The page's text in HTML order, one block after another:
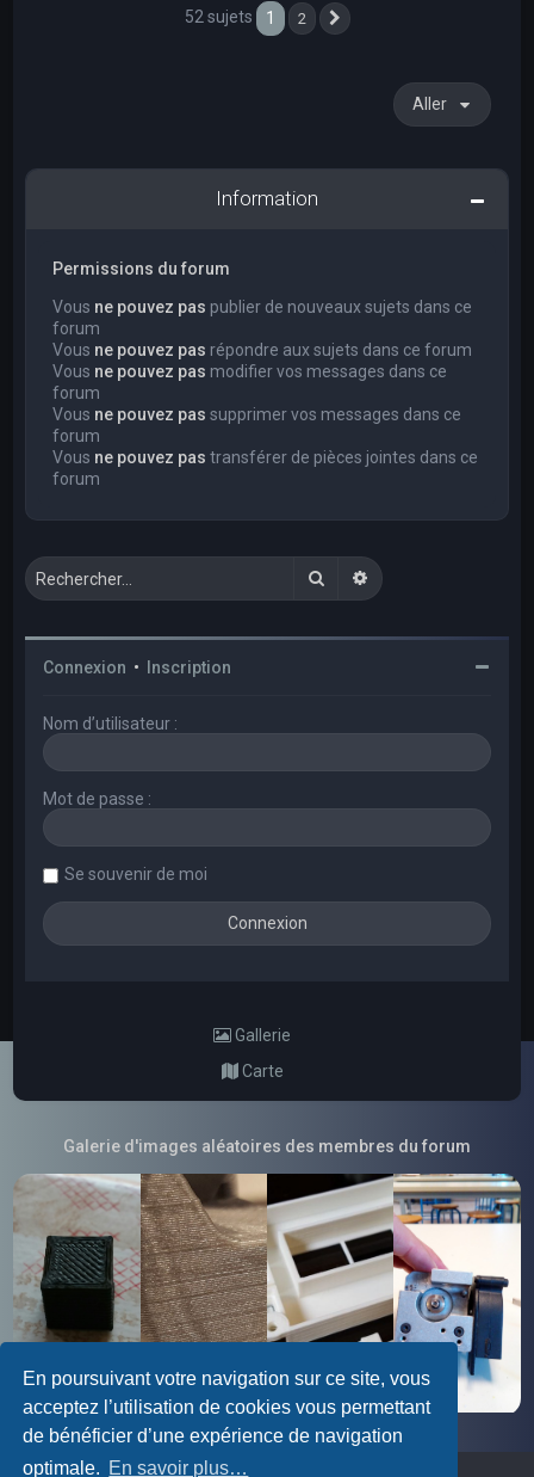
En poursuivant votre navigation sur ce site, vous
acceptez l’utilisation de cookies vous permettant
de bénéficier d’une expérience de navigation
optimale. En savoir plus…
52 sujets 1 2
Aller
Information
Permissions du forum
Vous ne pouvez pas publier de nouveaux sujets dans ce
forum
Vous ne pouvez pas répondre aux sujets dans ce forum
Vous ne pouvez pas modifier vos messages dans ce
forum
Vous ne pouvez pas supprimer vos messages dans ce
forum
Vous ne pouvez pas transférer de pièces jointes dans ce
forum
RechercherRecherche avancée
Connexion • Inscription
Nom d’utilisateur :
Mot de passe :
Se souvenir de moi
Gallerie
Carte
Galerie d'images aléatoires des membres du forum